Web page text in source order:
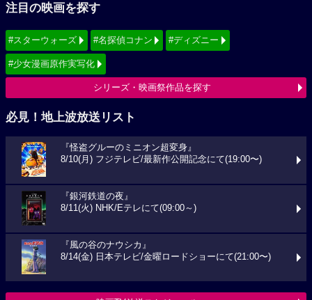
注目の映画を探す
#スターウォーズ #名探偵コナン #ディズニー
#少女漫画原作実写化
シリーズ・映画祭作品を探す
必見！地上波放送リスト
『怪盗グルーのミニオン超変身』
8/10(月) フジテレビ/最新作公開記念にて(19:00〜)
『銀河鉄道の夜』
8/11(火) NHK/Eテレにて(09:00～)
『風の谷のナウシカ』
8/14(金) 日本テレビ/金曜ロードショーにて(21:00〜)